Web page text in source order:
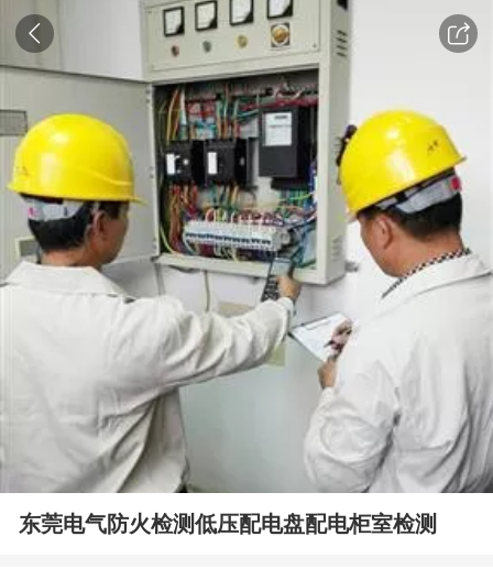
东莞电气防火检测低压配电盘配电柜室检测